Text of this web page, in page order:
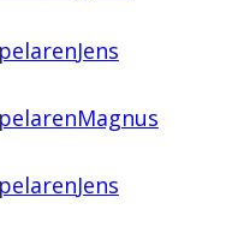
Jens
Magnus
Jens